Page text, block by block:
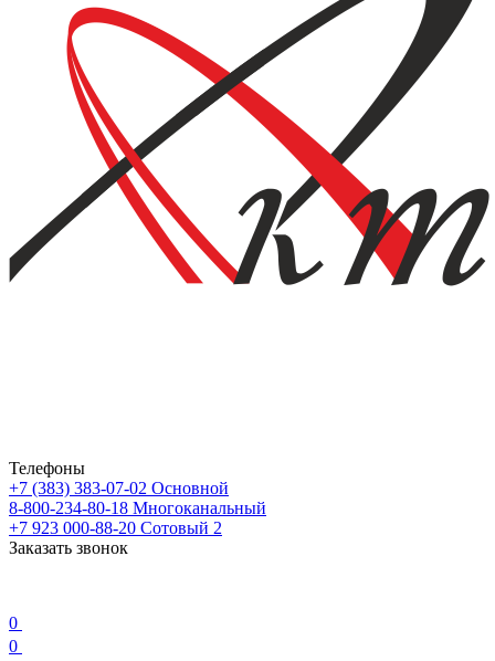
Телефоны
+7 (383) 383-07-02 Основной
8-800-234-80-18 Многоканальный
+7 923 000-88-20 Сотовый 2
Заказать звонок
0
0